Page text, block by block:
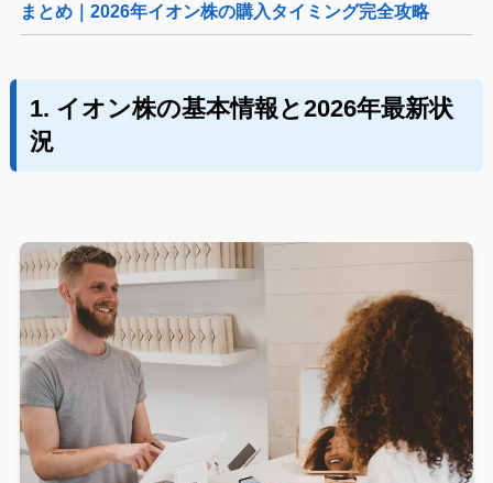
まとめ｜2026年イオン株の購入タイミング完全攻略
1. イオン株の基本情報と2026年最新状
況